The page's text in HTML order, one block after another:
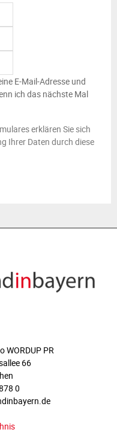
E-Mail-Adresse und
ich das nächste Mal
erklären Sie sich
Ihrer Daten durch diese
WORDUP PR
66
0